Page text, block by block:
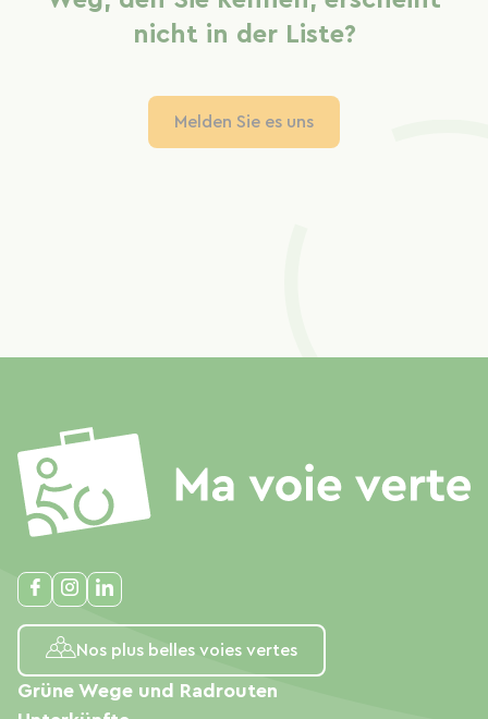
nicht in der Liste?
Melden Sie es uns
Nos plus belles voies vertes
Grüne Wege und Radrouten